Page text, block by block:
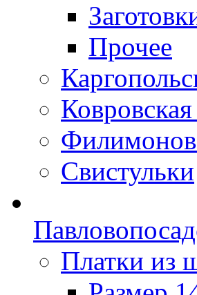
Прочее
Свистульки
Платки из